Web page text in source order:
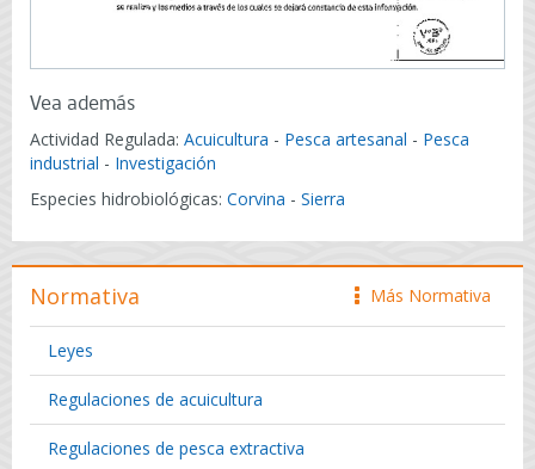
Vea además
Actividad Regulada: Acuicultura - Pesca artesanal - Pesca
industrial - Investigación
Especies hidrobiológicas: Corvina - Sierra
icono
Más Normativa
Normativa
Leyes
Regulaciones de acuicultura
Regulaciones de pesca extractiva